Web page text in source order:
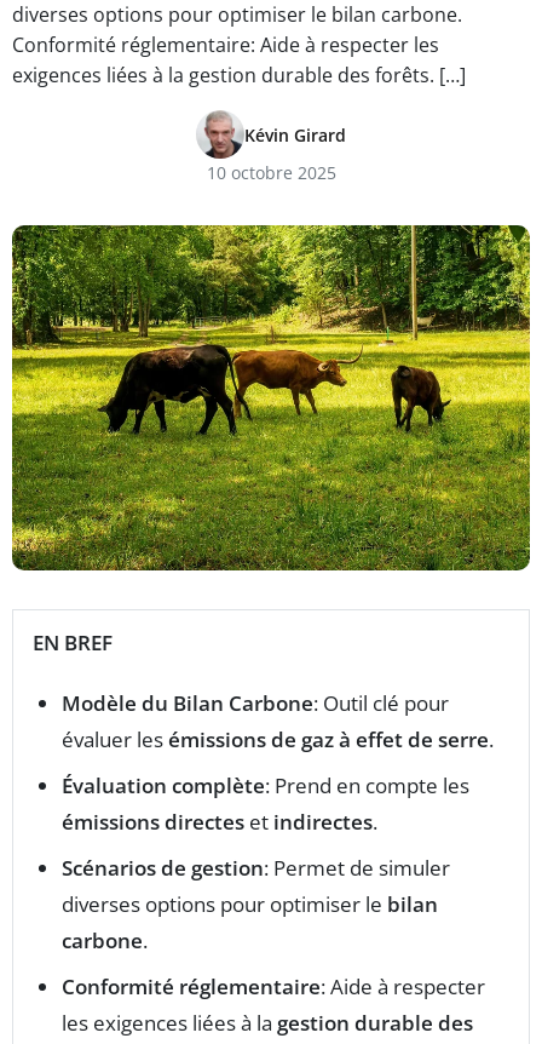
diverses options pour optimiser le bilan carbone.
Conformité réglementaire: Aide à respecter les
exigences liées à la gestion durable des forêts. […]
Kévin Girard
10 octobre 2025
EN BREF
Modèle du Bilan Carbone: Outil clé pour
évaluer lesémissions de gaz à effet de serre.
Évaluation complète: Prend en compte les
émissions directes et indirectes.
Scénarios de gestion: Permet de simuler
diverses options pour optimiser le bilan
carbone.
Conformité réglementaire: Aide à respecter
les exigences liées à la gestion durable des